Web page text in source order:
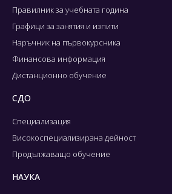
Правилник за учебната година
Графици за занятия и изпити
Наръчник на първокурсника
Финансова информация
Дистанционно обучение
СДО
Специализация
Високоспециализирана дейност
Продължаващо обучение
НАУКА